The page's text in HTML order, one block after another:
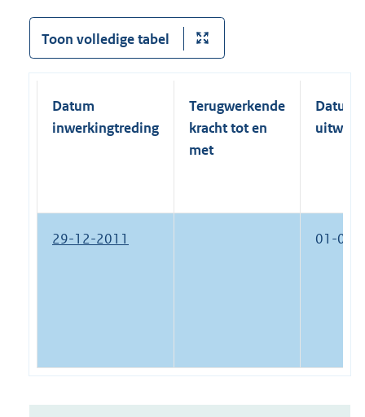
Toon volledige tabel
Datum
inwerkingtreding
Terugwerkende
kracht tot en
met
Datum
29-12-2011 01-01-